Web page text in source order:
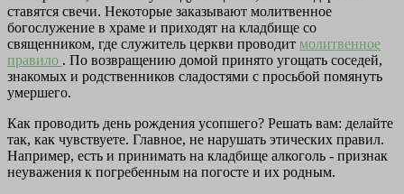
ставятся свечи. Некоторые заказывают молитвенное
богослужение в храме и приходят на кладбище со
священником, где служитель церкви проводит молитвенное
правило . По возвращению домой принято угощать соседей,
знакомых и родственников сладостями с просьбой помянуть
умершего.
Как проводить день рождения усопшего? Решать вам: делайте
так, как чувствуете. Главное, не нарушать этических правил.
Например, есть и принимать на кладбище алкоголь - признак
неуважения к погребенным на погосте и их родным.